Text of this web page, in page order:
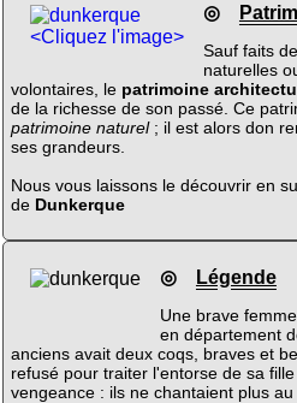
<Cliquez l'image>
◎
Sauf faits
naturelles
volontaires, le patrimoine
de la richesse de son passé. Ce
patrimoine naturel; il est alors don
ses grandeurs.
Nous vous laissons le découvrir en
de Dunkerque
◎ Légende
Une brave
en département
anciens avait deux coqs, braves et
refusé pour traiter l'entorse de sa
vengeance : ils ne chantaient plus au